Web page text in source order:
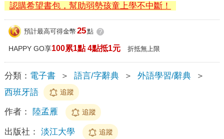
認購希望書包，幫助弱勢孩童上學不中斷！
預計最高可得金幣 25點 ?
HAPPY GO享100累1點 4點抵1元 折抵無上限
分類： 電子書 ＞ 語言/字辭典 ＞ 外語學習/辭典
＞
西班牙語
追蹤
作者： 陸孟雁 追蹤
出版社： 淡江大學 追蹤